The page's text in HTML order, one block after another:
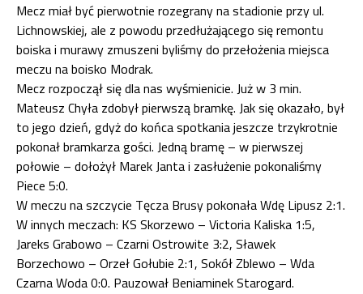
Mecz miał być pierwotnie rozegrany na stadionie przy ul.
Lichnowskiej, ale z powodu przedłużającego się remontu
boiska i murawy zmuszeni byliśmy do przełożenia miejsca
meczu na boisko Modrak.
Mecz rozpoczął się dla nas wyśmienicie. Już w 3 min.
Mateusz Chyła zdobył pierwszą bramkę. Jak się okazało, był
to jego dzień, gdyż do końca spotkania jeszcze trzykrotnie
pokonał bramkarza gości. Jedną bramę – w pierwszej
połowie – dołożył Marek Janta i zasłużenie pokonaliśmy
Piece 5:0.
W meczu na szczycie Tęcza Brusy pokonała Wdę Lipusz 2:1.
W innych meczach: KS Skorzewo – Victoria Kaliska 1:5,
Jareks Grabowo – Czarni Ostrowite 3:2, Sławek
Borzechowo – Orzeł Gołubie 2:1, Sokół Zblewo – Wda
Czarna Woda 0:0. Pauzował Beniaminek Starogard.